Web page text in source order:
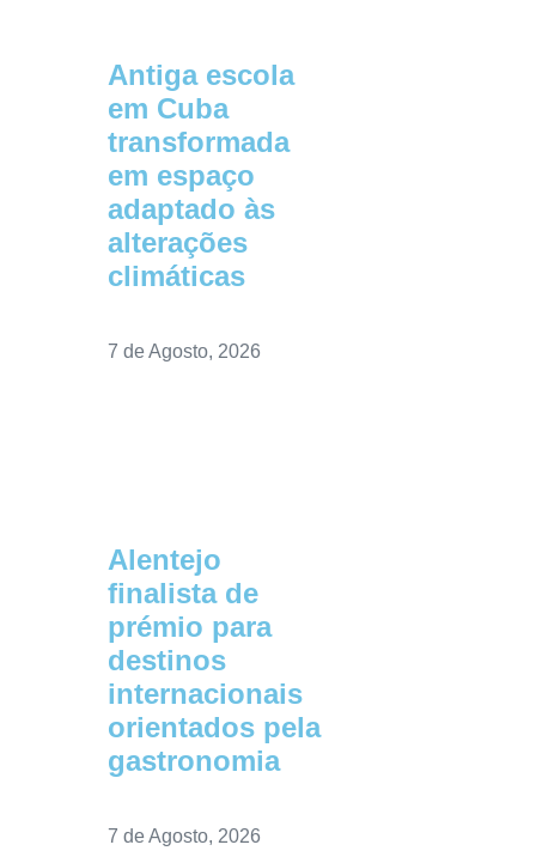
Antiga escola
em Cuba
transformada
em espaço
adaptado às
alterações
climáticas
7 de Agosto, 2026
Alentejo
finalista de
prémio para
destinos
internacionais
orientados pela
gastronomia
7 de Agosto, 2026